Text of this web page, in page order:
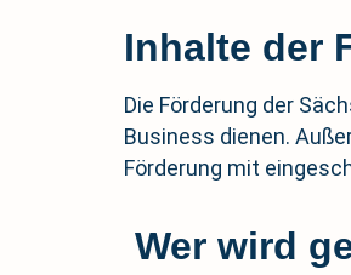
Inhalte der
Die Förderung der
Business dienen.
Förderung mit
Wer wird